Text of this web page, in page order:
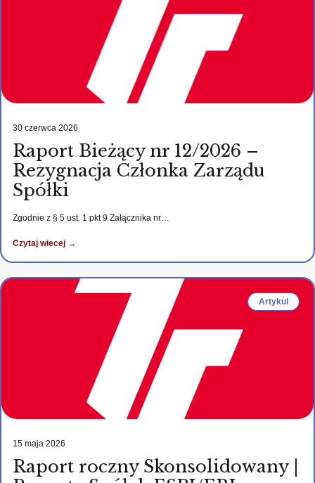
30 czerwca 2026
Raport Bieżący nr 12/2026 –
Rezygnacja Członka Zarządu
Spółki
Zgodnie z § 5 ust. 1 pkt 9 Załącznika nr…
Czytaj wiecej →
Artykul
15 maja 2026
Raport roczny Skonsolidowany |